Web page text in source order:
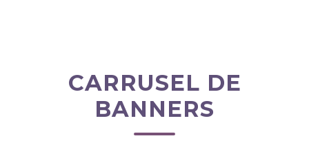
CARRUSEL DE
BANNERS